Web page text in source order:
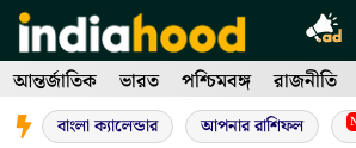
Skip
to
content
আন্তর্জাতিক ভারত পশ্চিমবঙ্গ রাজনীতি
বাংলা ক্যালেন্ডার আপনার রাশিফল